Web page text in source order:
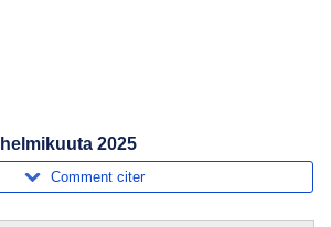
2025
Comment citer